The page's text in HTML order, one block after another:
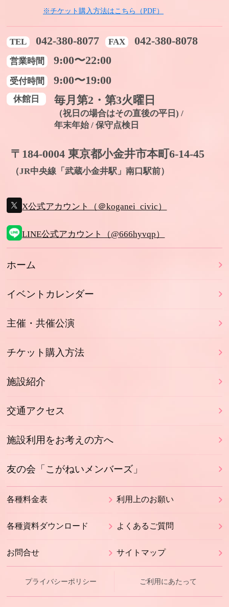
※チケット購入方法はこちら（PDF）
TEL 042-380-8077 FAX 042-380-8078
営業時間 9:00〜22:00
受付時間 9:00〜19:00
休館日 毎月第2・第3火曜日
（祝日の場合はその直後の平日) /
年末年始 / 保守点検日
〒184-0004 東京都小金井市本町6-14-45
（JR中央線「武蔵小金井駅」南口駅前）
X公式アカウント（＠koganei_civic）
LINE公式アカウント（@666hyvqp）
ホーム
イベントカレンダー
主催・共催公演
チケット購入方法
施設紹介
交通アクセス
施設利用をお考えの方へ
友の会「こがねいメンバーズ」
各種料金表 利用上のお願い
各種資料ダウンロード よくあるご質問
お問合せ サイトマップ
プライバシーポリシー ご利用にあたって